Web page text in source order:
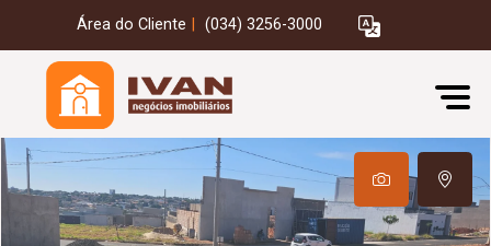
Área do Cliente (034) 3256-3000